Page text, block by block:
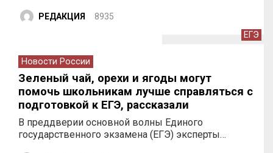
РЕДАКЦИЯ 8935
ЕГЭ
Новости России
Зеленый чай, орехи и ягоды могут
помочь школьникам лучше справляться с
подготовкой к ЕГЭ, рассказали
специалисты НГПУ
В преддверии основной волны Единого
государственного экзамена (ЕГЭ) эксперты…